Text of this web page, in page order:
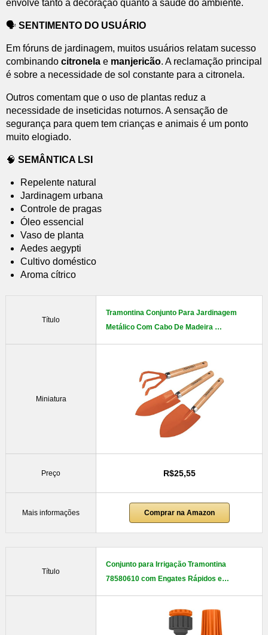
envolve tanto a decoração quanto a saúde do ambiente.
🗣️ SENTIMENTO DO USUÁRIO
Em fóruns de jardinagem, muitos usuários relatam sucesso
combinando citronela e manjericão. A reclamação principal
é sobre a necessidade de sol constante para a citronela.
Outros comentam que o uso de plantas reduz a
necessidade de inseticidas noturnos. A sensação de
segurança para quem tem crianças e animais é um ponto
muito elogiado.
🧠 SEMÂNTICA LSI
Repelente natural
Jardinagem urbana
Controle de pragas
Óleo essencial
Vaso de planta
Aedes aegypti
Cultivo doméstico
Aroma cítrico
Título
Tramontina Conjunto Para Jardinagem
Metálico Com Cabo De Madeira …
Miniatura
Preço R$25,55
Mais informações Comprar na Amazon
Título
Conjunto para Irrigação Tramontina
78580610 com Engates Rápidos e…